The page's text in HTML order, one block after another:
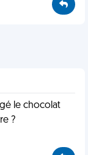
le chocolat
?